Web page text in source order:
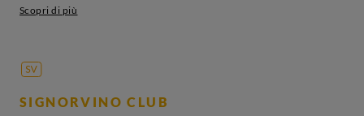
Scopri di più
SIGNORVINO CLUB